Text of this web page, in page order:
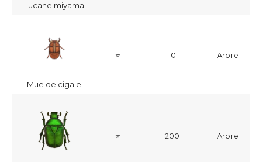
Lucane miyama
Mue de cigale
⭐ 10 Arbre
⭐ 200 Arbre